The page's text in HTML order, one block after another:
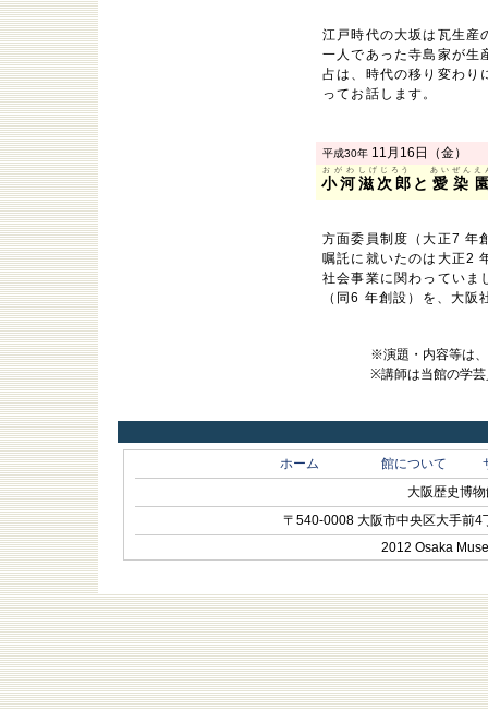
江戸時代の大坂は瓦生産
一人であった寺島家が生
占は、時代の移り変わり
ってお話します。
平成30年 11月16日（金）
小河
おがわ
滋次郎
しげじろう
と 愛染
あいぜんえ
方面委員制度（大正7 年
嘱託に就いたのは大正2
社会事業に関わっていま
（同6 年創設）を、大
※演題・内容等は
※講師は当館の学
ホーム 館について
大阪歴史博
〒540-0008 大阪市中央区大手
2012 Osaka